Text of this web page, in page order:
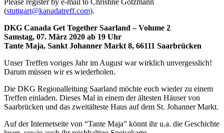
Please register by e-mail to Christine Gotzmann
(stuttgart@kanadatreff.com).
DKG Canada Get Together Saarland – Volume 2
Samstag, 07. März 2020 ab 19 Uhr
Tante Maja, Sankt Johanner Markt 8, 66111 Saarbrücken
Unser Treffen voriges Jahr im August war wirklich unvergesslich!
Darum müssen wir es wiederholen.
Die DKG Regionalleitung Saarland möchte euch wieder zu einem
Treffen einladen. Dieses Mal in einem der ältesten Häuser von
Saarbrücken und das zweitälteste Haus auf dem St. Johanner Markt.
Auf der Internetseite von “Tante Maja” könnt ihr u.a. die Geschichte